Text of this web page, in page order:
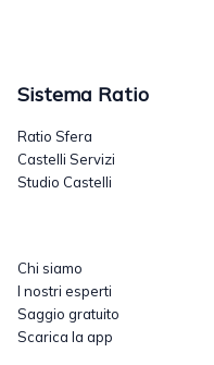
Sistema Ratio
Ratio Sfera
Castelli Servizi
Studio Castelli
Chi siamo
I nostri esperti
Saggio gratuito
Scarica la app